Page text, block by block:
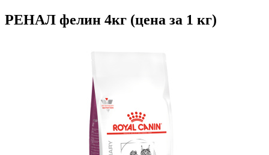
РЕНАЛ фелин 4кг (цена за 1 кг)